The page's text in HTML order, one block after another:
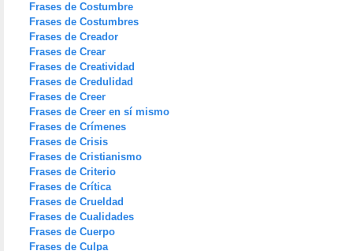
Frases de Costumbre
Frases de Costumbres
Frases de Creador
Frases de Crear
Frases de Creatividad
Frases de Credulidad
Frases de Creer
Frases de Creer en sí mismo
Frases de Crímenes
Frases de Crisis
Frases de Cristianismo
Frases de Criterio
Frases de Crítica
Frases de Crueldad
Frases de Cualidades
Frases de Cuerpo
Frases de Culpa